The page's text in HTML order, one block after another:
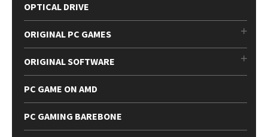
OPTICAL DRIVE
ORIGINAL PC GAMES
ORIGINAL SOFTWARE
PC GAME ON AMD
PC GAMING BAREBONE